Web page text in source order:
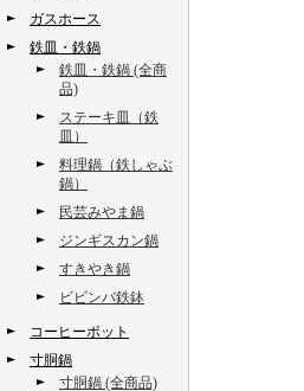
ガスホース
鉄皿・鉄鍋
鉄皿・鉄鍋 (全商
品)
ステーキ皿（鉄
皿）
料理鍋（鉄しゃぶ
鍋）
民芸みやま鍋
ジンギスカン鍋
すきやき鍋
ビビンバ鉄鉢
コーヒーポット
寸胴鍋
寸胴鍋 (全商品)